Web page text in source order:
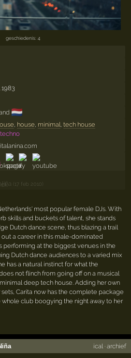
geschiedenis: 4
🇳🇱
house minimal tech house
(17 feb 2010)
most popular female DJs. With
skills and buckets of talent, she stands
Dutch dance scene, thus blazing a trail
a career in this male-dominated
performing at the biggest venues in the
Dutch dance audiences to a varied mix
has a natural instinct for what the
not flinch from going off on a musical
deep tech house. Adding her own
Carita now has the complete package
whole club boogying the night away to her
ical · archief